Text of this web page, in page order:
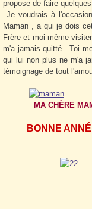
propose de faire
Je voudrais à
Maman , a qui je dois
Frère et moi-même
m'a jamais quitté . Toi
qui lui non plus ne m'a
témoignage de tout
MA CHÈRE
BONNE ANNÉE